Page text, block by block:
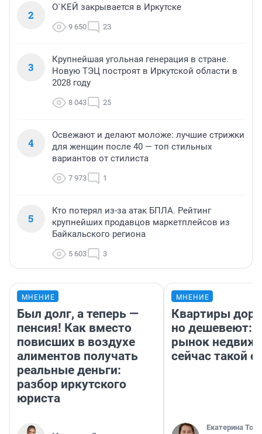
2
О`КЕЙ закрывается в Иркутске
9 650 23
3
Крупнейшая угольная генерация в стране.
Новую ТЭЦ построят в Иркутской области в
2028 году
8 043 25
4
Освежают и делают моложе: лучшие стрижки
для женщин после 40 — топ стильных
вариантов от стилиста
7 973 1
5
Кто потерял из-за атак БПЛА. Рейтинг
крупнейших продавцов маркетплейсов из
Байкальского региона
5 603 3
МНЕНИЕ
Был долг, а теперь —
пенсия! Как вместо
повисших в воздухе
алиментов получать
реальные деньги:
разбор иркутского
юриста
МНЕНИЕ
Квартиры
но дешевеют:
рынок
сейчас такой
Екатерина